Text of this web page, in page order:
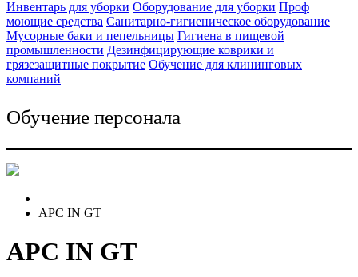
Инвентарь для уборки Оборудование для уборки Проф
моющие средства Санитарно-гигиеническое оборудование
Мусорные баки и пепельницы Гигиена в пищевой
промышленности Дезинфицирующие коврики и
грязезащитные покрытие Обучение для клининговых
компаний
Обучение персонала
APC IN GT
APC IN GT